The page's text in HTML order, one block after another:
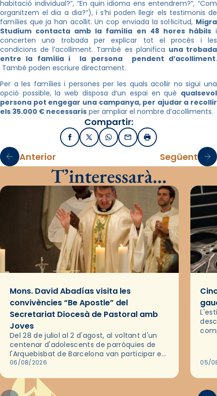
habitació individual?”, “En quin idioma ens entendrem?”, “Com
organitzem el dia a dia?”), i s’hi poden llegir els testimonis de
famílies que ja han acollit. Un cop enviada la sol·licitud, Migra
Studium contacta amb la família en 48 hores hàbilsi
concerten una trobada per explicar tot el procés i les
condicions de l’acolliment. També es planifica una trobada
entre la família i la persona pendent d’acolliment.
També poden escriure directament.
Per a les famílies i persones per les quals acollir no sigui una
opció possible, la web disposa d’un espai en què qualsevol
persona pot engegar una campanya, per ajudar a recollir
els 35.000 € necessaris per ampliar el nombre d’acolliments.
Compartir:
FacebookX / TwitterWhatsApp
EmailImprimir
Anterior Següent
T’interessarà…
Mons. David Abadías visita les
convivències “Be Apostle” del
Secretariat Diocesà de Pastoral amb
Joves
Del 28 de juliol al 2 d'agost, al voltant d'un
centenar d'adolescents de parròquies de
l'Arquebisbat de Barcelona van participar en
les convivències Be Apostle, organitzades
06/08/2026 05/